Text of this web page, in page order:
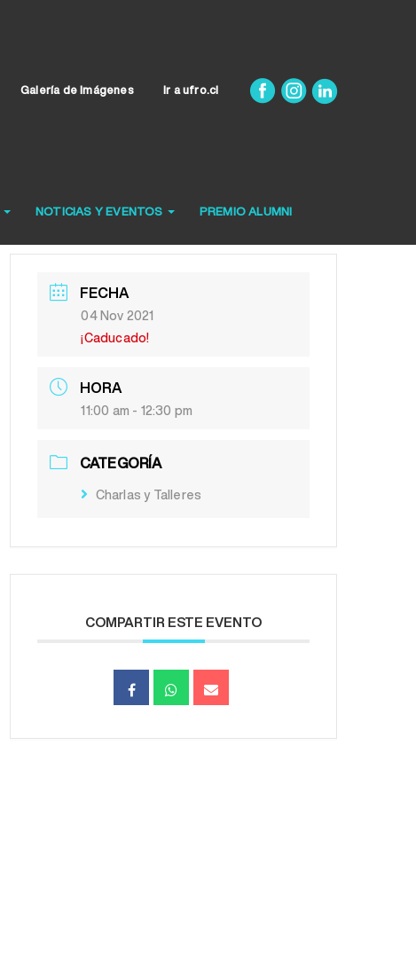
Galería de Imágenes Ir a ufro.cl
NOTICIAS Y EVENTOS PREMIO ALUMNI
FECHA
04 Nov 2021
¡Caducado!
HORA
11:00 am - 12:30 pm
CATEGORÍA
Charlas y Talleres
COMPARTIR ESTE EVENTO